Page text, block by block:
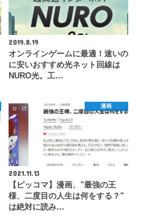
2019.8.19
オンラインゲームに最適！速いの
に安いおすすめ光ネット回線は
NURO光。工…
漫画
2021.11.13
【ピッコマ】漫画、"最強の王
様、二度目の人生は何をする？"
は絶対に読み…